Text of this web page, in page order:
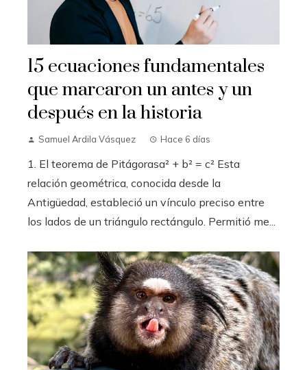
15 ecuaciones fundamentales
que marcaron un antes y un
después en la historia
Samuel Ardila Vásquez Hace 6 días
1. El teorema de Pitágorasa² + b² = c² Esta
relación geométrica, conocida desde la
Antigüedad, estableció un vínculo preciso entre
los lados de un triángulo rectángulo. Permitió me...